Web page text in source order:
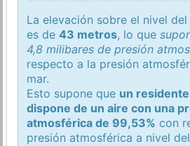
La elevación sobre el nivel
es de43 metros, lo que
4,8 milibares de presión
respecto a la presión
mar.
Esto supone que un
dispone de un aire con una
atmosférica de 99,53% con
presión atmosférica a nivel